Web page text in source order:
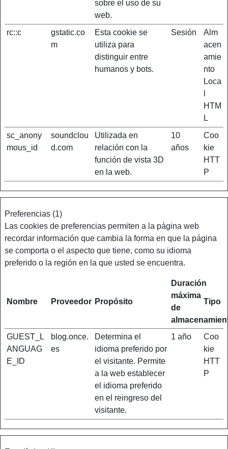
sobre el uso de su
web.
rc::c
gstatic.co
m
Esta cookie se
utiliza para
distinguir entre
humanos y bots.
Sesión
Alm
acen
amie
nto
Loca
HTM
L
sc_anony
mous_id
soundclou
d.com
Utilizada en
relación con la
función de vista 3D
en la web.
10
años
Coo
kie
HTT
P
Preferencias (1)
Las cookies de preferencias permiten a la página web
recordar información que cambia la forma en que la página
se comporta o el aspecto que tiene, como su idioma
preferido o la región en la que usted se encuentra.
Nombre Proveedor Propósito
Duración
máxima
de
Tipo
GUEST_L
ANGUAG
E_ID
blog.once.
es
Determina el
idioma preferido por
el visitante. Permite
a la web establecer
el idioma preferido
en el reingreso del
visitante.
1 año
Coo
kie
HTT
P